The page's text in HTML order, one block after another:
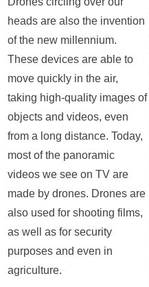
heads are also the invention
of the new millennium.
These devices are able to
move quickly in the air,
taking high-quality images of
objects and videos, even
from a long distance. Today,
most of the panoramic
videos we see on TV are
made by drones. Drones are
also used for shooting films,
as well as for security
purposes and even in
agriculture.